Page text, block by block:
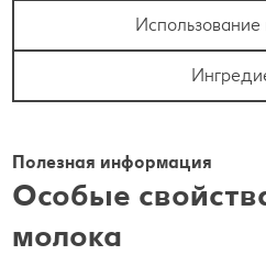
Полезная информация
Особые
молока